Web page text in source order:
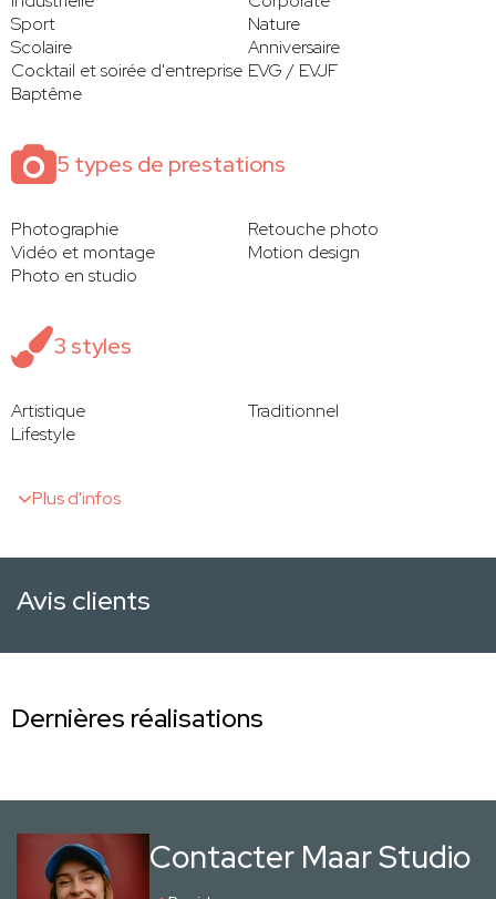
Sport
Nature
Scolaire
Anniversaire
Cocktail et soirée d'entreprise EVG / EVJF
Baptême
5 types de prestations
Photographie
Retouche photo
Vidéo et montage
Motion design
Photo en studio
3 styles
Artistique
Traditionnel
Lifestyle
Plus d'infos
Avis clients
Dernières réalisations
Contacter Maar Studio